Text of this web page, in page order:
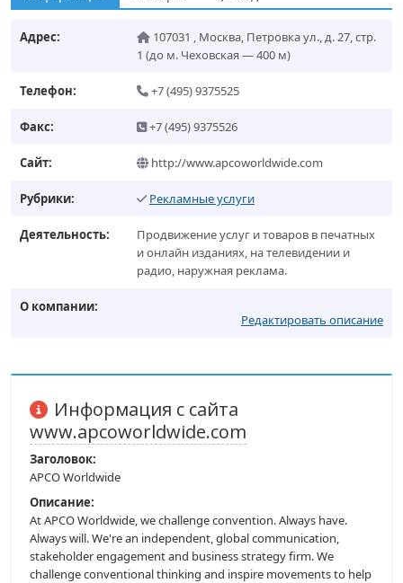
Адрес: 107031 , Москва, Петровка ул., д. 27, стр.
1 (до м. Чеховская — 400 м)
Телефон: +7 (495) 9375525
Факс: +7 (495) 9375526
Сайт: http://www.apcoworldwide.com
Рубрики: Рекламные услуги
Деятельность:
Продвижение услуг и товаров в печатных
и онлайн изданиях, на телевидении и
радио, наружная реклама.
О компании:
Редактировать описание
Информация с сайта
www.apcoworldwide.com
Заголовок:
APCO Worldwide
Описание:
At APCO Worldwide, we challenge convention. Always have.
Always will. We're an independent, global communication,
stakeholder engagement and business strategy firm. We
challenge conventional thinking and inspire movements to help